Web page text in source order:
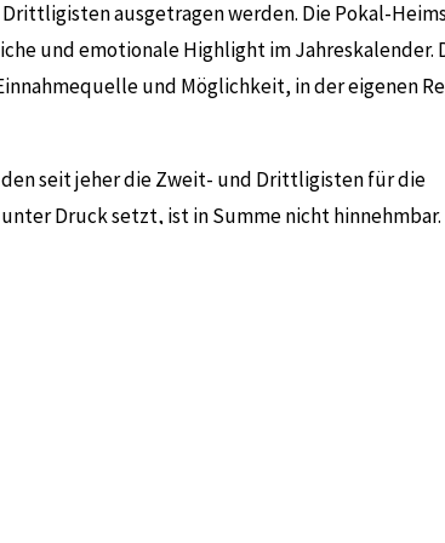
ausgetragen werden. Die Pokal-
und emotionale Highlight im Jahreskalender.
und Möglichkeit, in der eigenen
den seit jeher die Zweit- und Drittligisten für die
Druck setzt, ist in Summe nicht hinnehmbar.
Austausch über eine
Pokal Grand Opening werden wir nicht
Teil der Zweit- und Drittligisten nicht an der